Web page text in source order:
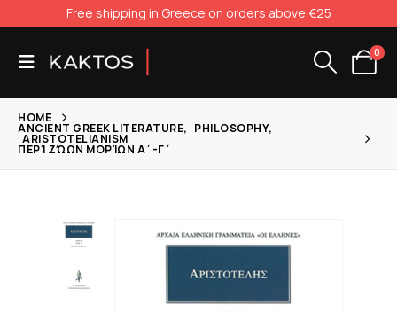
Free shipping in Greece on orders above €25
0
HOME
ANCIENT GREEK LITERATURE, PHILOSOPHY,
ARISTOTELIANISM
ΠΕΡΊ ΖΏΩΝ ΜΟΡΊΩΝ Α΄-Γ΄